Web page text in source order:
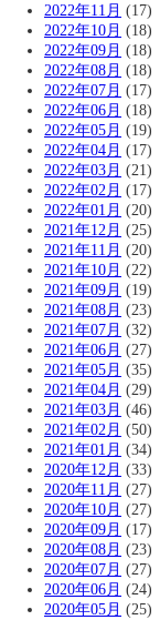
2022年11月 (17)
2022年10月 (18)
2022年09月 (18)
2022年08月 (18)
2022年07月 (17)
2022年06月 (18)
2022年05月 (19)
2022年04月 (17)
2022年03月 (21)
2022年02月 (17)
2022年01月 (20)
2021年12月 (25)
2021年11月 (20)
2021年10月 (22)
2021年09月 (19)
2021年08月 (23)
2021年07月 (32)
2021年06月 (27)
2021年05月 (35)
2021年04月 (29)
2021年03月 (46)
2021年02月 (50)
2021年01月 (34)
2020年12月 (33)
2020年11月 (27)
2020年10月 (27)
2020年09月 (17)
2020年08月 (23)
2020年07月 (27)
2020年06月 (24)
2020年05月 (25)